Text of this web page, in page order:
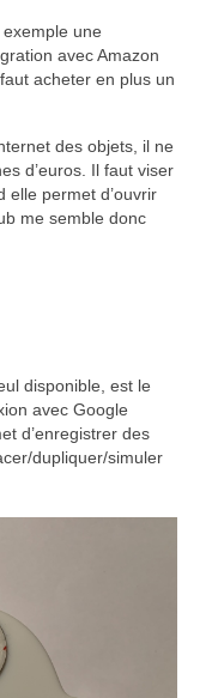
une
avec Amazon
acheter en plus un
des objets, il ne
d’euros. Il faut viser
elle permet d’ouvrir
me semble donc
disponible, est le
avec Google
d’enregistrer des
dupliquer/simuler